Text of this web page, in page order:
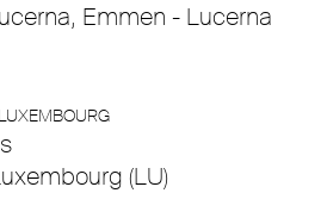
Emmen - Lucerna
(LU)